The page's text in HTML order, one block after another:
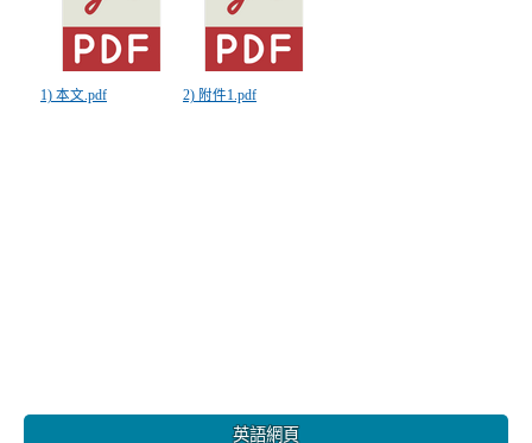
1) 本文.pdf 2) 附件1.pdf
英語網頁